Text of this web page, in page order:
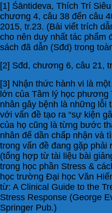
[1] Śāntideva, Thích Trí
chương 4, câu 38 đến câu
2015, tr.23. (Bài viết trích
cho nên duy nhất tác phẩm
sách đã dẫn (Sđd) trong
[2] Sđd, chương 6, câu 21,
[3] Nhận thức hành vi là
lớn của Tâm lý học phương
nhân gây bệnh là những lỗi
với vấn đề tạo ra “sự kiện
của họ cũng là từng bước
nhân để dần chấp nhận và
trong vấn đề đang gặp phải
(tổng hợp từ tài liệu bài
trong học phần Stress &
học trường Đại học Văn
từ: A Clinical Guide to the
Stress Response (George
Springer Pub.)